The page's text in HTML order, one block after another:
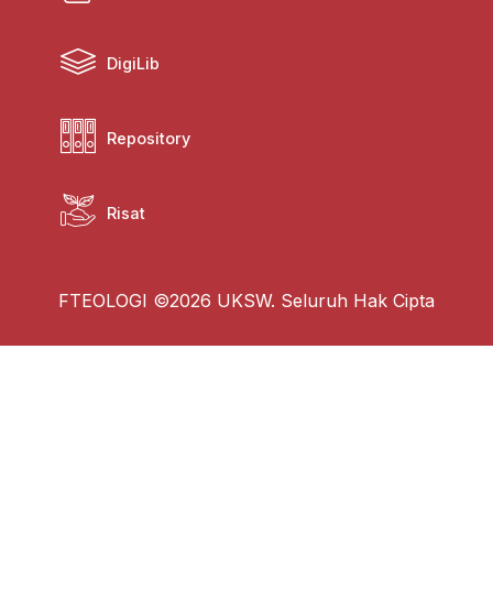
DigiLib
Repository
Risat
FTEOLOGI ©2026 UKSW. Seluruh Hak Cipta